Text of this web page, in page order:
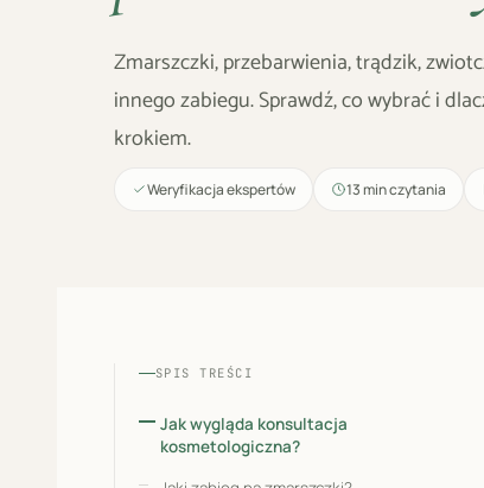
Zmarszczki, przebarwienia, trądzik,
innego zabiegu. Sprawdź, co wybrać i
krokiem.
Weryfikacja ekspertów 13 min czytania
SPIS TREŚCI
Jak wygląda konsultacja
kosmetologiczna?